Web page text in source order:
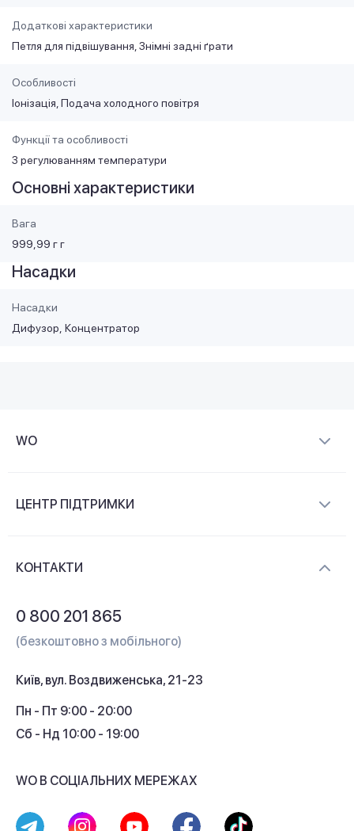
Додаткові характеристики
Петля для підвішування, Знімні задні ґрати
Особливості
Іонізація, Подача холодного повітря
Функції та особливості
З регулюванням температури
Основні характеристики
Вага
999,99 г г
Насадки
Насадки
Дифузор Концентратор
WO
Контакти
ЦЕНТР ПІДТРИМКИ
Кешбек
КОНТАКТИ
0 800 201 865
(безкоштовно з мобільного)
Київ, вул. Воздвиженська, 21-23
Пн - Пт 9:00 - 20:00
Сб - Нд 10:00 - 19:00
WO В СОЦІАЛЬНИХ МЕРЕЖАХ